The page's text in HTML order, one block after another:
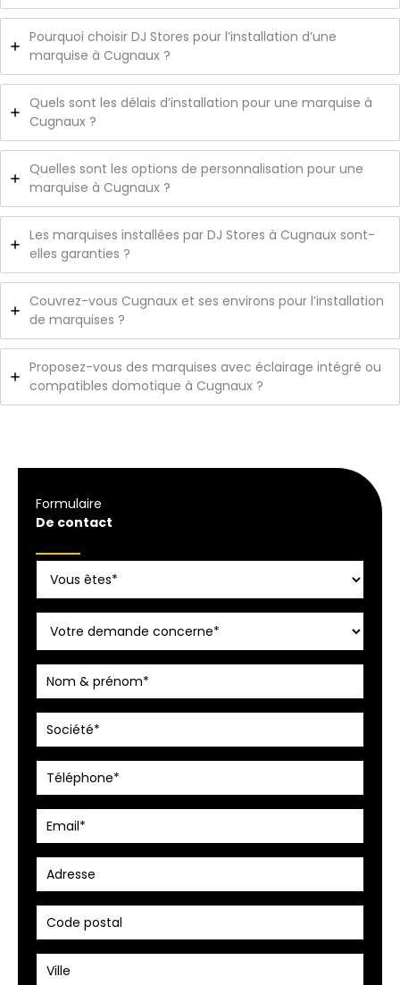
Pourquoi choisir DJ Stores pour l’installation d’une
marquise à Cugnaux ?
Quels sont les délais d’installation pour une marquise à
Cugnaux ?
Quelles sont les options de personnalisation pour une
marquise à Cugnaux ?
Les marquises installées par DJ Stores à Cugnaux sont-
elles garanties ?
Couvrez-vous Cugnaux et ses environs pour l’installation
de marquises ?
Proposez-vous des marquises avec éclairage intégré ou
compatibles domotique à Cugnaux ?
Formulaire
De contact
simple
téléphone